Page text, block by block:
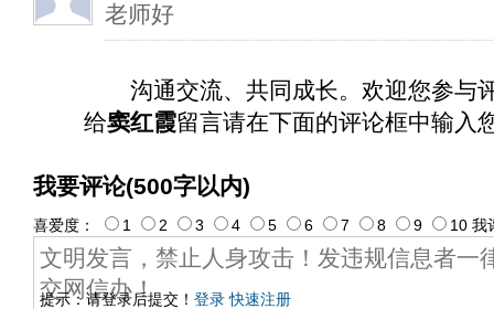
老师好
沟通交流、共同成长。欢迎您参与
给窦红霞留言请在下面的评论框中输入
我要评论(500字以内)
提示：请登录后提交！ 登录 快速注册
喜爱度： 1 2 3 4 5 6 7 8 9 10 我